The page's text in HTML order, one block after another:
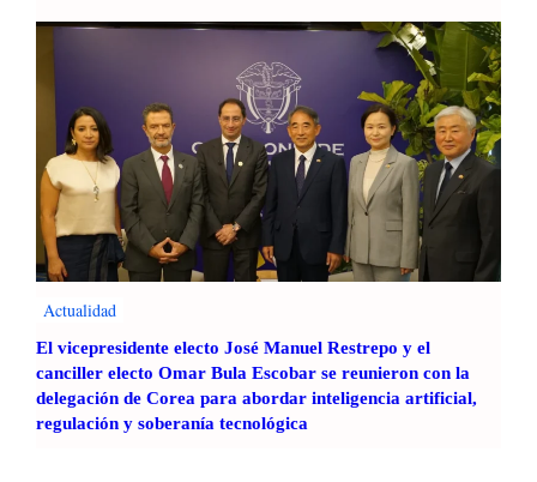
Actualidad
El vicepresidente electo José Manuel Restrepo y el
canciller electo Omar Bula Escobar se reunieron con la
delegación de Corea para abordar inteligencia artificial,
regulación y soberanía tecnológica